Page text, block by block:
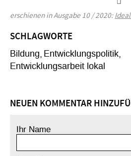
erschienen in Ausgabe 10 / 2020:
SCHLAGWORTE
Bildung Entwicklungspolitik
Entwicklungsarbeit lokal
NEUEN KOMMENTAR
Ihr Name